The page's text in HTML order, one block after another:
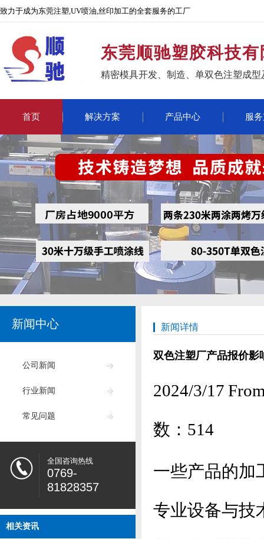
致力于成为东莞注塑,UV喷油,丝印加工的全套服务的工厂
东莞顺驰塑胶科技
精密模具开发、制造、单双色注塑成
首页 解决方案 产品中心 服
新闻中心
公司新闻
行业新闻
常见问题
全国咨询热线
0769-
81828357
相关资讯
新闻详情
双色注塑厂产品报价影
2024/3/17
数： 514
一些产品的加
专业设备与技